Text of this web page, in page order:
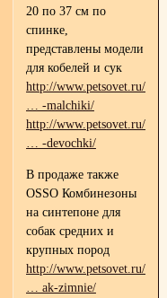
20 по 37 см по
спинке,
представлены модели
для кобелей и сук
http://www.petsovet.ru/
… -malchiki/
http://www.petsovet.ru/
… -devochki/
В продаже также
OSSO Комбинезоны
на синтепоне для
собак средних и
крупных пород
http://www.petsovet.ru/
… ak-zimnie/